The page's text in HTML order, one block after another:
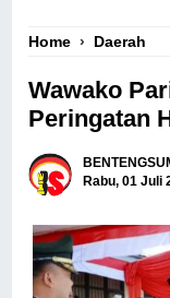
Home › Daerah
Wawako
Peringatan
Rabu, 01 Juli